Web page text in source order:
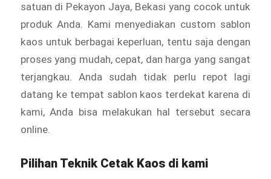
satuan di Pekayon Jaya, Bekasi yang cocok untuk
produk Anda. Kami menyediakan custom sablon
kaos untuk berbagai keperluan, tentu saja dengan
proses yang mudah, cepat, dan harga yang sangat
terjangkau. Anda sudah tidak perlu repot lagi
datang ke tempat sablon kaos terdekat karena di
kami, Anda bisa melakukan hal tersebut secara
online.
Pilihan Teknik Cetak Kaos di kami